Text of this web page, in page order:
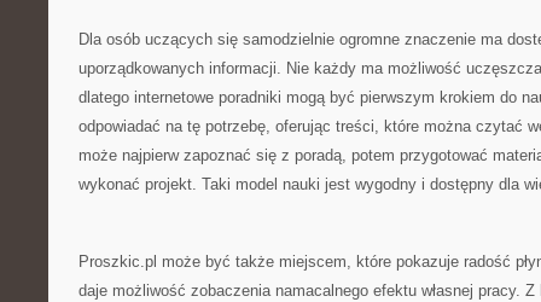
Dla osób uczących się samodzielnie ogromne znaczenie ma
uporządkowanych informacji. Nie każdy ma możliwość
dlatego internetowe poradniki mogą być pierwszym krokiem do
odpowiadać na tę potrzebę, oferując treści, które można czytać
może najpierw zapoznać się z poradą, potem przygotować
wykonać projekt. Taki model nauki jest wygodny i dostępny dla
Proszkic.pl może być także miejscem, które pokazuje radość
daje możliwość zobaczenia namacalnego efektu własnej pracy. Z